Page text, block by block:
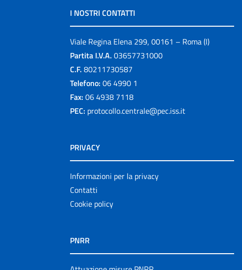
I NOSTRI CONTATTI
Viale Regina Elena 299, 00161 – Roma (I)
Partita I.V.A. 03657731000
C.F. 80211730587
Telefono: 06 4990 1
Fax: 06 4938 7118
PEC: protocollo.centrale@pec.iss.it
PRIVACY
Informazioni per la privacy
Contatti
Cookie policy
PNRR